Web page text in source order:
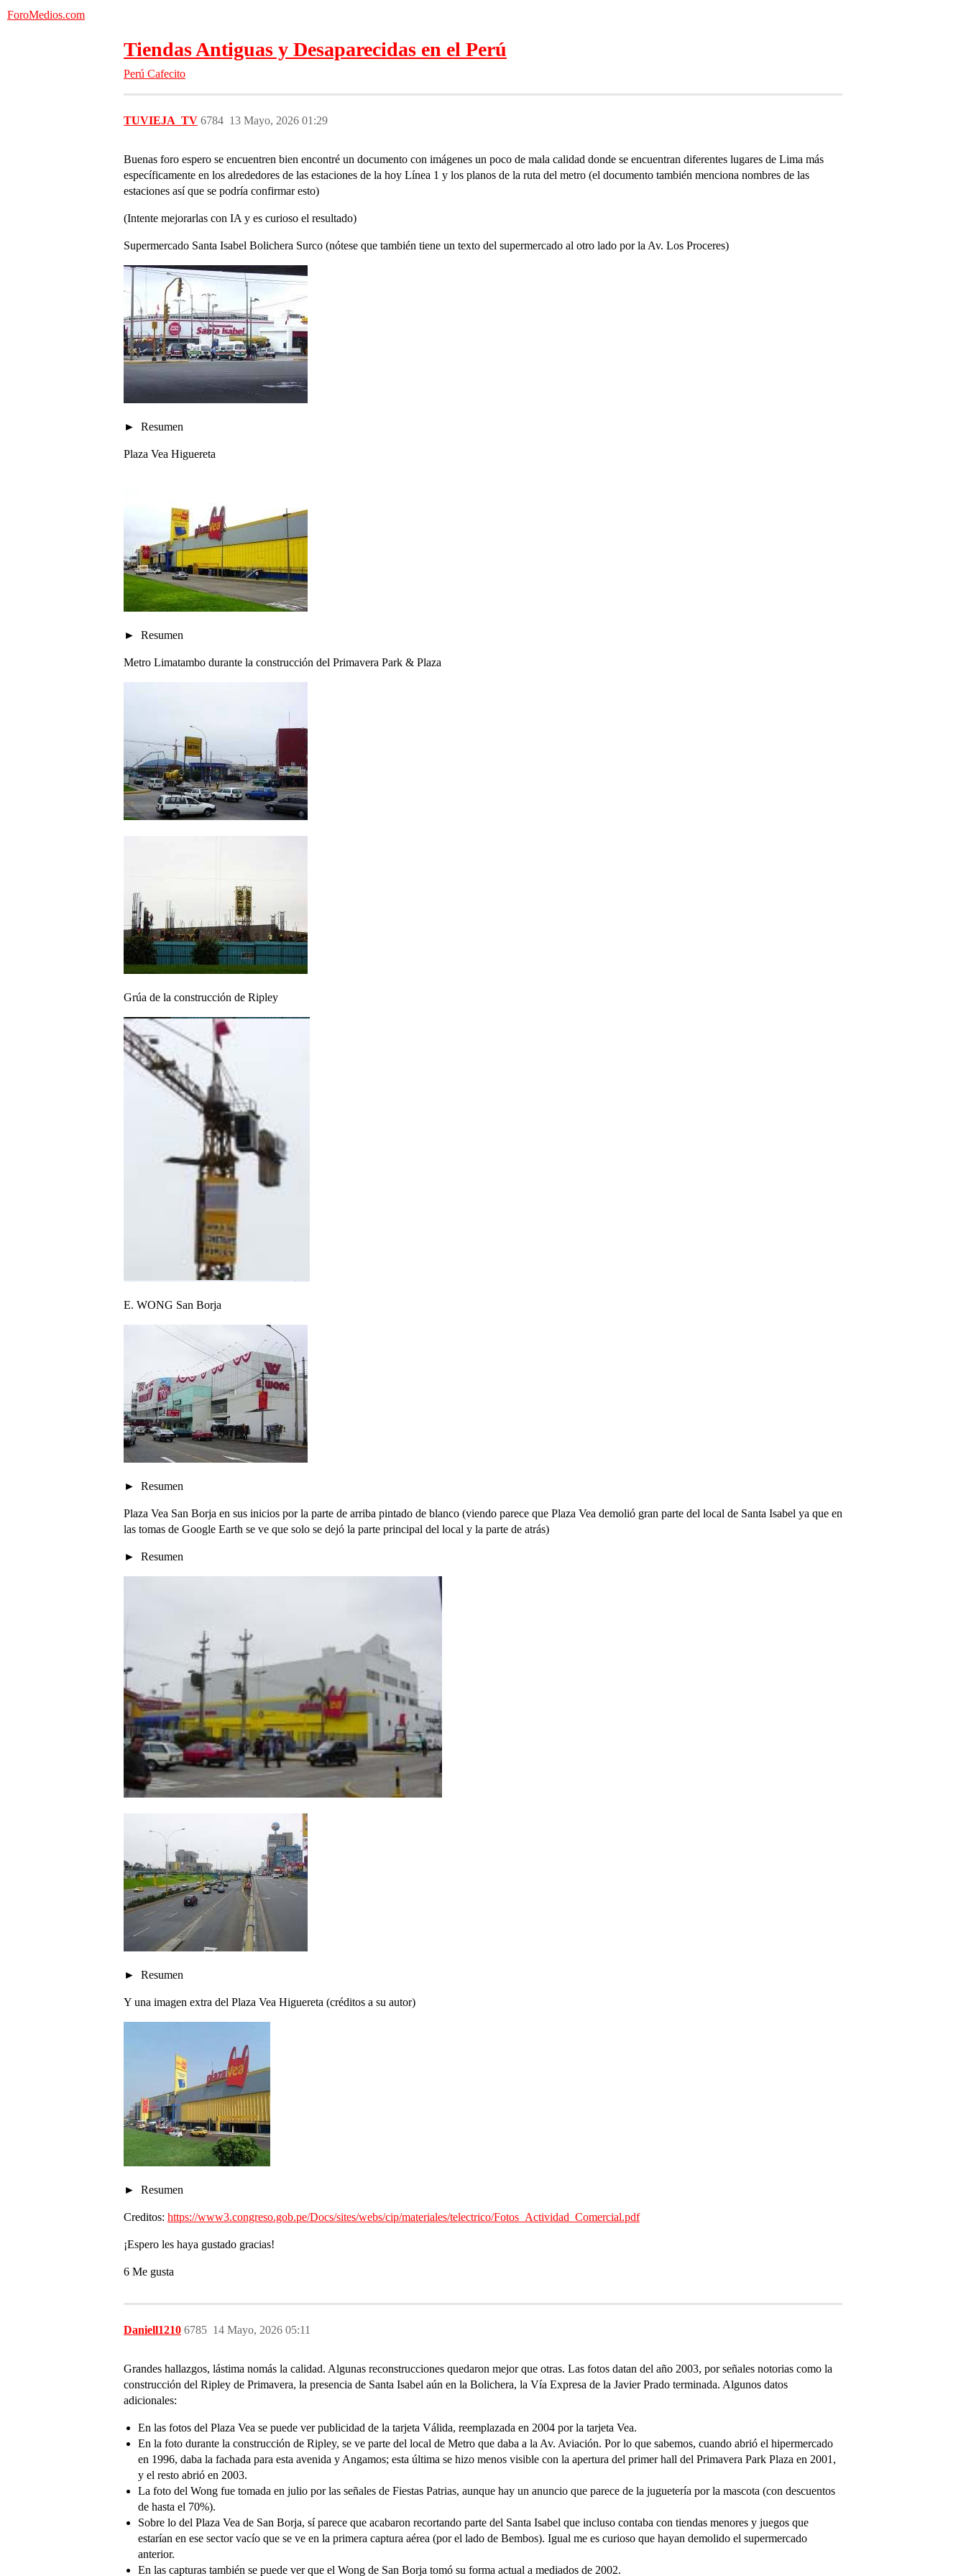
ForoMedios.com
Tiendas Antiguas y Desaparecidas en el Perú
Perú Cafecito
TUVIEJA_TV 13 Mayo, 2026 01:29
6784
Buenas foro espero se encuentren bien encontré un documento con imágenes un poco de mala calidad donde se encuentran diferentes lugares de Lima más
específicamente en los alrededores de las estaciones de la hoy Línea 1 y los planos de la ruta del metro (el documento también menciona nombres de las
estaciones así que se podría confirmar esto)
(Intente mejorarlas con IA y es curioso el resultado)
Supermercado Santa Isabel Bolichera Surco (nótese que también tiene un texto del supermercado al otro lado por la Av. Los Proceres)
Resumen
Plaza Vea Higuereta
Resumen
Metro Limatambo durante la construcción del Primavera Park & Plaza
Grúa de la construcción de Ripley
E. WONG San Borja
Resumen
Plaza Vea San Borja en sus inicios por la parte de arriba pintado de blanco (viendo parece que Plaza Vea demolió gran parte del local de Santa Isabel ya que en
las tomas de Google Earth se ve que solo se dejó la parte principal del local y la parte de atrás)
Resumen
Resumen
Y una imagen extra del Plaza Vea Higuereta (créditos a su autor)
Resumen
Creditos: https://www3.congreso.gob.pe/Docs/sites/webs/cip/materiales/telectrico/Fotos_Actividad_Comercial.pdf
¡Espero les haya gustado gracias!
6 Me gusta
Daniell1210 14 Mayo, 2026 05:11
6785
Grandes hallazgos, lástima nomás la calidad. Algunas reconstrucciones quedaron mejor que otras. Las fotos datan del año 2003, por señales notorias como la
construcción del Ripley de Primavera, la presencia de Santa Isabel aún en la Bolichera, la Vía Expresa de la Javier Prado terminada. Algunos datos
adicionales:
En las fotos del Plaza Vea se puede ver publicidad de la tarjeta Válida, reemplazada en 2004 por la tarjeta Vea.
En la foto durante la construcción de Ripley, se ve parte del local de Metro que daba a la Av. Aviación. Por lo que sabemos, cuando abrió el hipermercado
en 1996, daba la fachada para esta avenida y Angamos; esta última se hizo menos visible con la apertura del primer hall del Primavera Park Plaza en 2001,
y el resto abrió en 2003.
La foto del Wong fue tomada en julio por las señales de Fiestas Patrias, aunque hay un anuncio que parece de la juguetería por la mascota (con descuentos
de hasta el 70%).
Sobre lo del Plaza Vea de San Borja, sí parece que acabaron recortando parte del Santa Isabel que incluso contaba con tiendas menores y juegos que
estarían en ese sector vacío que se ve en la primera captura aérea (por el lado de Bembos). Igual me es curioso que hayan demolido el supermercado
anterior.
En las capturas también se puede ver que el Wong de San Borja tomó su forma actual a mediados de 2002.